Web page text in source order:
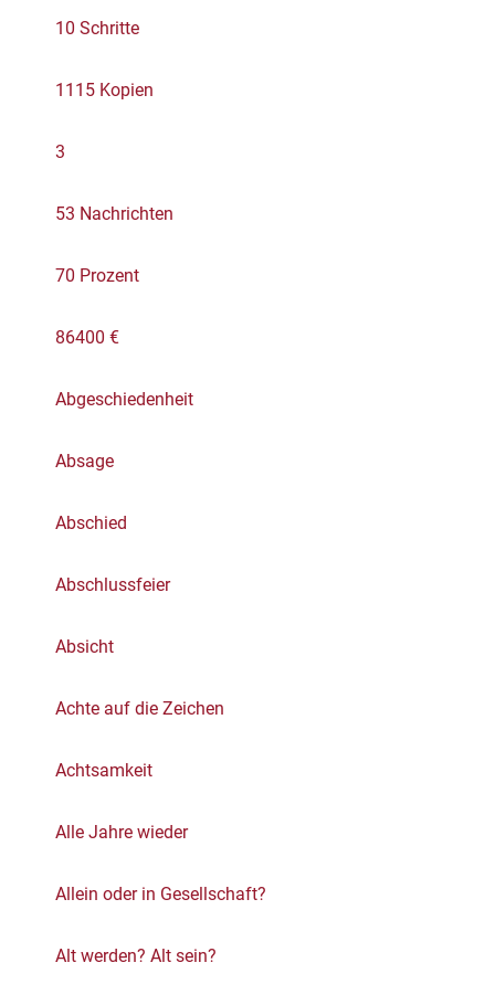
10 Schritte
1115 Kopien
3
53 Nachrichten
70 Prozent
86400 €
Abgeschiedenheit
Absage
Abschied
Abschlussfeier
Absicht
Achte auf die Zeichen
Achtsamkeit
Alle Jahre wieder
Allein oder in Gesellschaft?
Alt werden? Alt sein?